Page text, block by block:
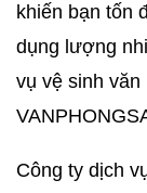
khiến bạn tốn
dụng lượng
vụ vệ sinh
Công ty dịch